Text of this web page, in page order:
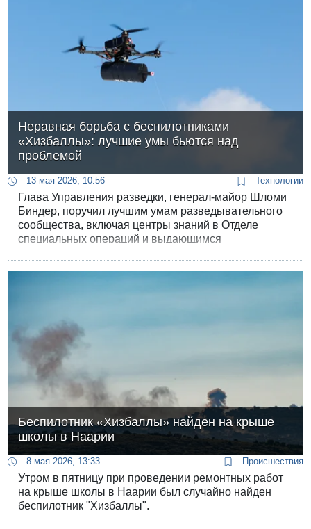
Неравная борьба с беспилотниками
«Хизбаллы»: лучшие умы бьются над
проблемой
13 мая 2026, 10:56 Технологии
Глава Управления разведки, генерал-майор Шломи
Биндер, поручил лучшим умам разведывательного
сообщества, включая центры знаний в Отделе
специальных операций и выдающимся
передовых технологических средств для
простыми дронами “Хизбаллы”.
Беспилотник «Хизбаллы» найден на крыше
школы в Наарии
8 мая 2026, 13:33 Происшествия
Утром в пятницу при проведении ремонтных работ
на крыше школы в Наарии был случайно найден
беспилотник "Хизбаллы".